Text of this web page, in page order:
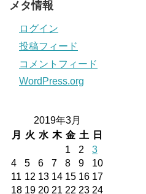
メタ情報
ログイン
投稿フィード
コメントフィード
WordPress.org
2019年3月
月
火 水 木 金 土
日
1
2
3
4
5 6 7 8 9
10
11 12 13 14 15 16 17
18 19 20 21 22 23 24